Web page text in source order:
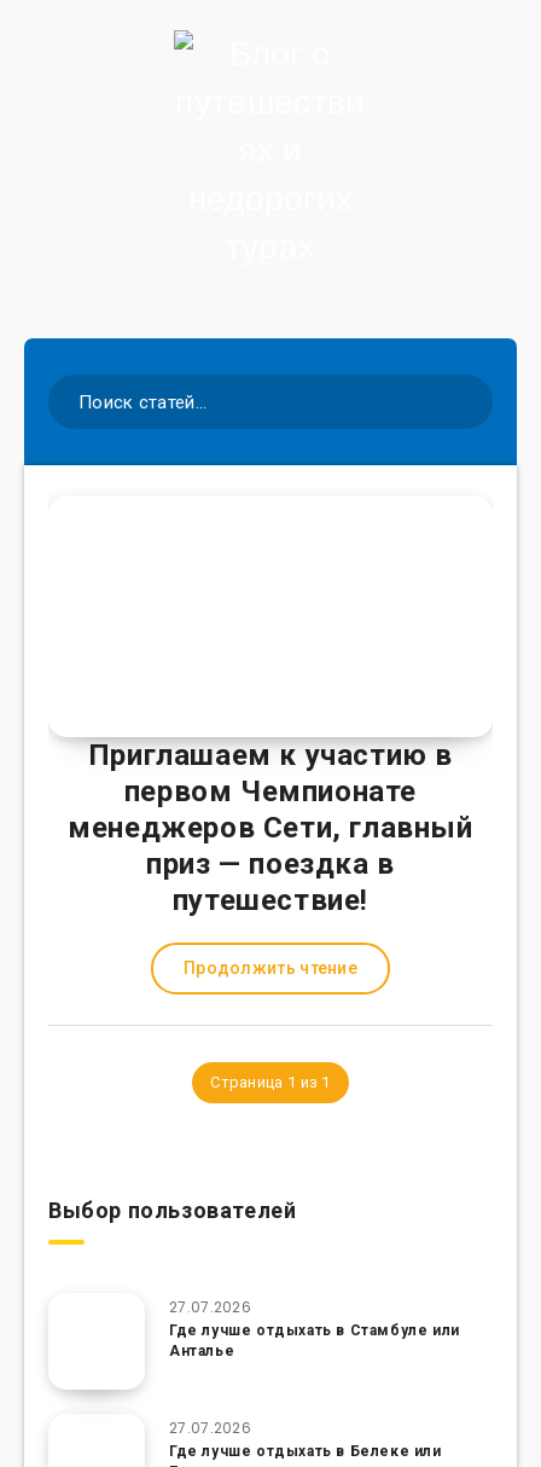
Приглашаем к участию в
первом Чемпионате
менеджеров Сети, главный
приз — поездка в
путешествие!
Продолжить чтение
Страница 1 из 1
Выбор пользователей
27.07.2026
Где лучше отдыхать в Стамбуле или
Анталье
27.07.2026
Где лучше отдыхать в Белеке или